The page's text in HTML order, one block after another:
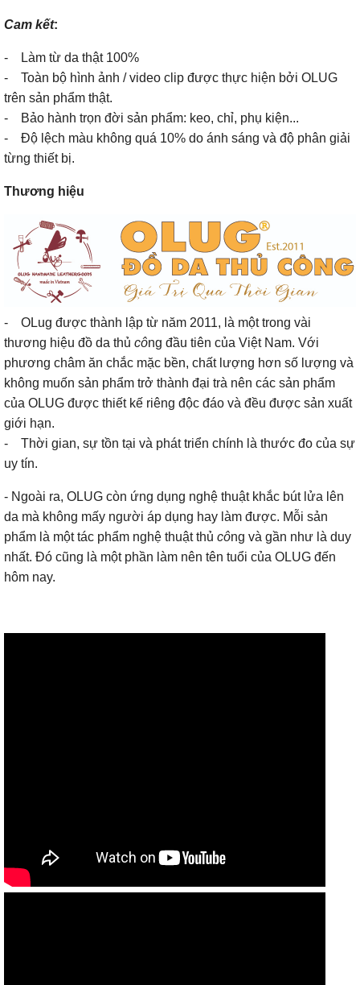
Cam kết:
- Làm từ da thật 100%
- Toàn bộ hình ảnh / video clip được thực hiện bởi OLUG
trên sản phẩm thật.
- Bảo hành trọn đời sản phẩm: keo, chỉ, phụ kiện...
- Độ lệch màu không quá 10% do ánh sáng và độ phân giải
từng thiết bị.
Thương hiệu
- OLug được thành lập từ năm 2011, là một trong vài
thương hiệu đồ da thủ công đầu tiên của Việt Nam. Với
phương châm ăn chắc mặc bền, chất lượng hơn số lượng và
không muốn sản phẩm trở thành đại trà nên các sản phẩm
của OLUG được thiết kế riêng độc đáo và đều được sản xuất
giới hạn.
- Thời gian, sự tồn tại và phát triển chính là thước đo của sự
uy tín.
- Ngoài ra, OLUG còn ứng dụng nghệ thuật khắc bút lửa lên
da mà không mấy người áp dụng hay làm được. Mỗi sản
phẩm là một tác phẩm nghệ thuật thủ công và gần như là duy
nhất. Đó cũng là một phần làm nên tên tuổi của OLUG đến
hôm nay.